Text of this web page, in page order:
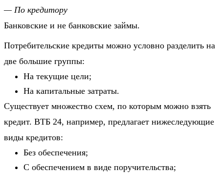
— По кредитору
Банковские и не банковские займы.
Потребительские кредиты можно условно разделить на
две большие группы:
На текущие цели;
На капитальные затраты.
Существует множество схем, по которым можно взять
кредит. ВТБ 24, например, предлагает нижеследующие
виды кредитов:
Без обеспечения;
С обеспечением в виде поручительства;